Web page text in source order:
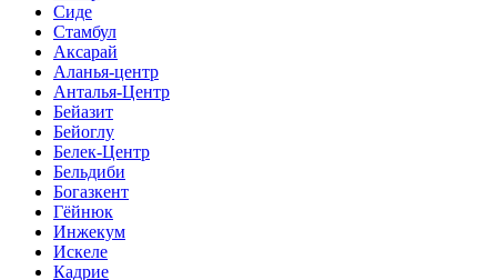
Сиде
Стамбул
Аксарай
Аланья-центр
Анталья-Центр
Бейазит
Бейоглу
Белек-Центр
Бельдиби
Богазкент
Гёйнюк
Инжекум
Искеле
Кадрие